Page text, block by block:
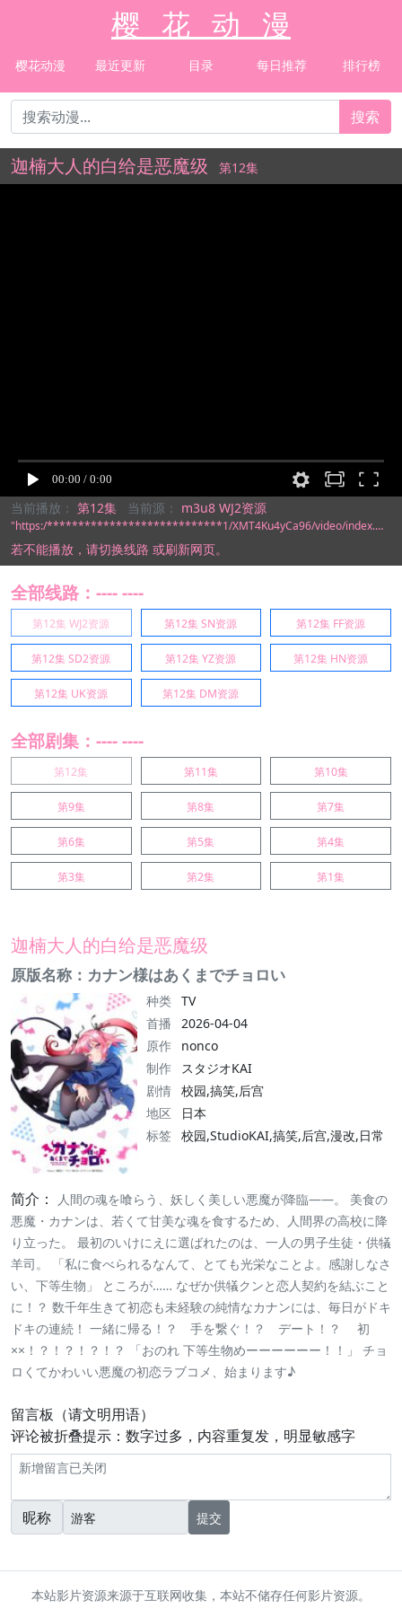
樱 花 动 漫
樱花动漫 最近更新 目录 每日推荐 排行榜
搜索
迦楠大人的白给是恶魔级 第12集
当前播放： 第12集 当前源： m3u8 WJ2资源
"https:/****************************1/XMT4Ku4yCa96/video/index.m3u8"
若不能播放， 请切换线路 或刷新网页。
全部线路：---- ----
第12集 WJ2资源 第12集 SN资源 第12集 FF资源
第12集 SD2资源 第12集 YZ资源 第12集 HN资源
第12集 UK资源 第12集 DM资源
全部剧集：---- ----
第12集 第11集 第10集
第9集 第8集 第7集
第6集 第5集 第4集
第3集 第2集 第1集
迦楠大人的白给是恶魔级
原版名称：カナン様はあくまでチョロい
种类 TV
首播
2026-04-04
原作
nonco
制作
スタジオKAI
剧情 校园,搞笑,后宫
地区
日本
标签
校园,StudioKAI,搞笑,后宫,漫改,日常
简介：
人間の魂を喰らう、妖しく美しい悪魔が降臨――。 美食の
悪魔・カナンは、若くて甘美な魂を食するため、人間界の高校に降
り立った。 最初のいけにえに選ばれたのは、一人の男子生徒・供犠
羊司。 「私に食べられるなんて、とても光栄なことよ。感謝しなさ
い、下等生物」 ところが…… なぜか供犠クンと恋人契約を結ぶこと
に！？ 数千年生きて初恋も未経験の純情なカナンには、毎日がドキ
ドキの連続！ 一緒に帰る！？ 手を繋ぐ！？ デート！？ 初
××！？！？！？！？ 「おのれ 下等生物めーーーーーー！！」 チョ
ロくてかわいい悪魔の初恋ラブコメ、始まります♪
留言板（请文明用语）
评论被折叠提示：数字过多，内容重复发，明显敏感字
昵称 提交
本站影片资源来源于互联网收集，本站不储存任何影片资源。